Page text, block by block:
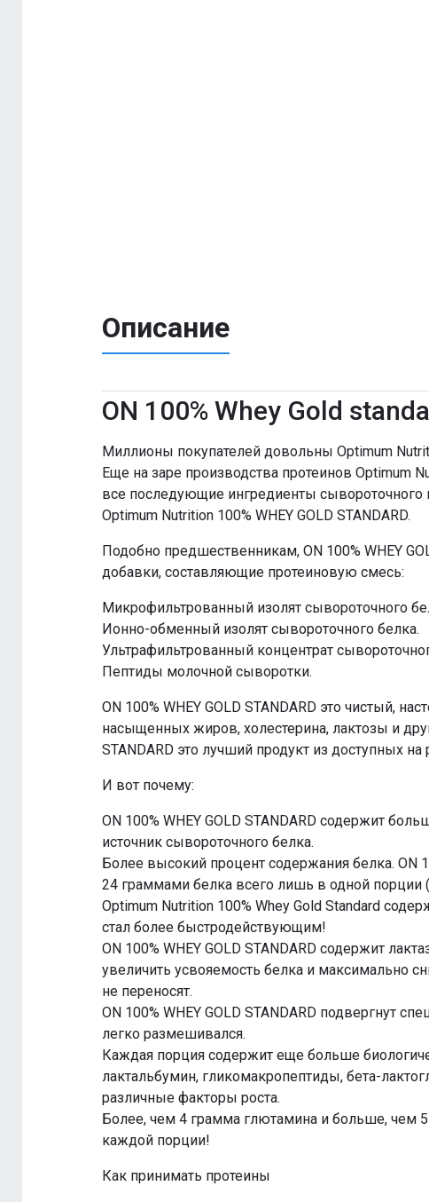
Описание
ON 100% Whey Gold
Миллионы покупателей довольны Optimum
Еще на заре производства протеинов Optimum
все последующие ингредиенты сывороточного
Optimum Nutrition 100% WHEY GOLD STANDARD.
Подобно предшественникам, ON 100% WHEY
добавки, составляющие протеиновую смесь:
Микрофильтрованный изолят сывороточного
Ионно-обменный изолят сывороточного белка.
Ультрафильтрованный концентрат
Пептиды молочной сыворотки.
ON 100% WHEY GOLD STANDARD это чистый,
насыщенных жиров, холестерина, лактозы и
STANDARD это лучший продукт из доступных
И вот почему:
ON 100% WHEY GOLD STANDARD содержит
источник сывороточного белка.
Более высокий процент содержания белка. ON
24 граммами белка всего лишь в одной порции
Optimum Nutrition 100% Whey Gold Standard
стал более быстродействующим!
ON 100% WHEY GOLD STANDARD содержит
увеличить усвояемость белка и максимально
не переносят.
ON 100% WHEY GOLD STANDARD подвергнут
легко размешивался.
Каждая порция содержит еще больше
лактальбумин, гликомакропептиды, бета-
различные факторы роста.
Более, чем 4 грамма глютамина и больше, чем
каждой порции!
Как принимать протеины